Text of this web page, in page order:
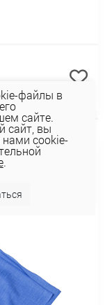
файлы в
сайте.
сайт, вы
нами cookie-
.